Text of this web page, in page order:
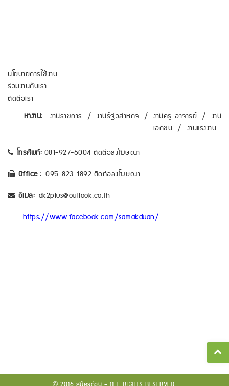
นโยบายการใช้งาน
ร่วมงานกับเรา
ติดต่อเรา
หางาน:
งานราชการ / งานรัฐวิสาหกิจ / งานครู-อาจารย์ / งาน
เอกชน / งานแรงงาน
โทรศัพท์: 081-927-6004 ติดต่อลงโฆษณา
Office : 095-823-1892 ติดต่อลงโฆษณา
อีเมล: dk2plus@outlook.co.th
https://www.facebook.com/samakduan/